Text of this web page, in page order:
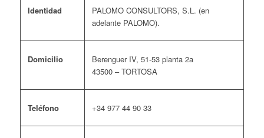
Identidad PALOMO CONSULTORS, S.L. (en
adelante PALOMO).
Domicilio
Berenguer IV, 51-53 planta 2a
43500 – TORTOSA
Teléfono +34 977 44 90 33